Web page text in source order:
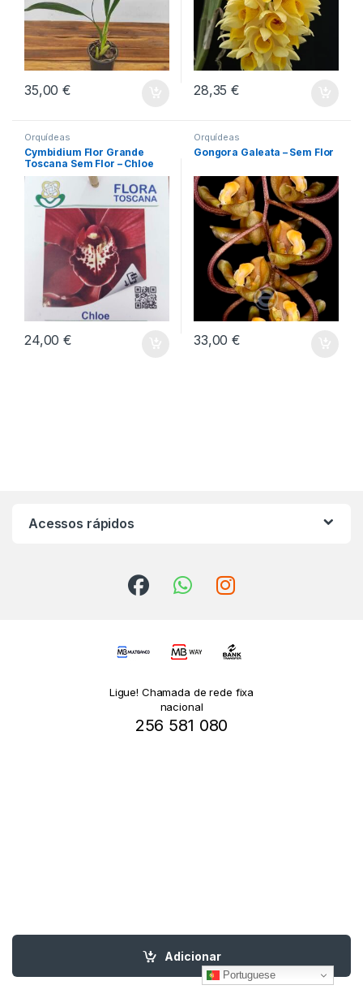
Adicionar
35,00€ 28,35€
Orquídeas
Cymbidium Flor Grande
Toscana Sem Flor – Chloe
24,00€
Orquídeas
Gongora Galeata – Sem Flor
33,00€
Acessos rápidos
Ligue! Chamada de rede fixa
nacional
256 581 080
Portuguese